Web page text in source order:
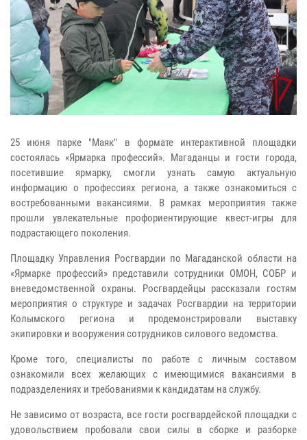
25 июня парке "Маяк" в формате интерактивной площадки
состоялась «Ярмарка профессий». Магаданцы и гости города,
посетившие ярмарку, смогли узнать самую актуальную
информацию о профессиях региона, а также ознакомиться с
востребованными вакансиями. В рамках мероприятия также
прошли увлекательные профориентирующие квест-игры для
подрастающего поколения.
Площадку Управления Росгвардии по Магаданской области на
«Ярмарке профессий» представили сотрудники ОМОН, СОБР и
вневедомственной охраны. Росгвардейцы рассказали гостям
мероприятия о структуре и задачах Росгвардии на территории
Колымского региона и продемонстрировали выставку
экипировки и вооружения сотрудников силового ведомства.
Кроме того, специалисты по работе с личным составом
ознакомили всех желающих с имеющимися вакансиями в
подразделениях и требованиями к кандидатам на службу.
Не зависимо от возраста, все гости росгвардейской площадки с
удовольствием пробовали свои силы в сборке и разборке